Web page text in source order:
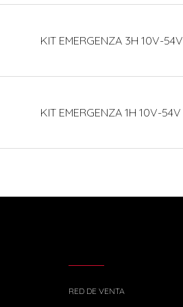
KIT EMERGENZA 3H 10V-54V
KIT EMERGENZA 1H 10V-54V
RED DE VENTA